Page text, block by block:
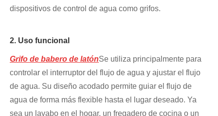
dispositivos de control de agua como grifos.
2. Uso funcional
Grifo de babero de latónSe utiliza principalmente para
controlar el interruptor del flujo de agua y ajustar el flujo
de agua. Su diseño acodado permite guiar el flujo de
agua de forma más flexible hasta el lugar deseado. Ya
sea un lavabo en el hogar, un fregadero de cocina o un